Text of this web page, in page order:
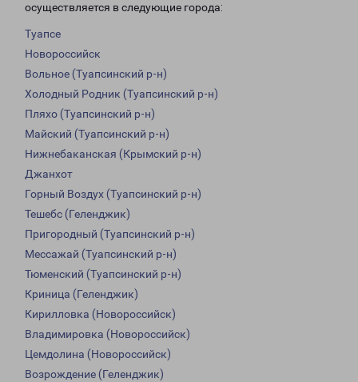
осуществляется в следующие города:
Туапсе
Новороссийск
Вольное (Туапсинский р-н)
Холодный Родник (Туапсинский р-н)
Пляхо (Туапсинский р-н)
Майский (Туапсинский р-н)
Нижнебаканская (Крымский р-н)
Джанхот
Горный Воздух (Туапсинский р-н)
Тешебс (Геленджик)
Пригородный (Туапсинский р-н)
Мессажай (Туапсинский р-н)
Тюменский (Туапсинский р-н)
Криница (Геленджик)
Кирилловка (Новороссийск)
Владимировка (Новороссийск)
Цемдолина (Новороссийск)
Возрождение (Геленджик)